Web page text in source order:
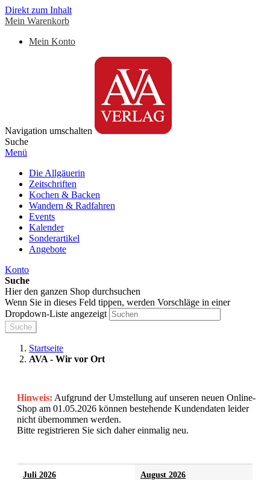
Direkt zum Inhalt
Mein Warenkorb
Mein Konto
Navigation umschalten
Suche
Menü
Die Allgäuerin
Zeitschriften
Kochen & Backen
Wandern & Radfahren
Events
Kalender
Sonderartikel
Angebote
Konto
Suche
Hier den ganzen Shop durchsuchen
Wenn Sie in dieses Feld tippen, werden Vorschläge in einer
Dropdown-Liste angezeigt
Suche
Startseite
AVA - Wir vor Ort
Hinweis: Aufgrund der Umstellung auf unseren neuen Online-
Shop am 01.05.2026 können bestehende Kundendaten leider
nicht übernommen werden.
Bitte registrieren Sie sich daher einmalig neu.
Juli 2026 August 2026